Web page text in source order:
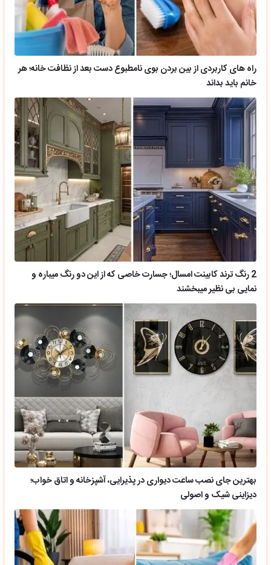
راه های کاربردی از بین بردن بوی نامطبوع دست بعد از نظافت خانه؛ هر
خانم باید بداند
2 رنگ ترند کابینت امسال؛ جسارت خاصی که از این دو رنگ میباره و
نمایی بی نظیر میبخشند
بهترین جای نصب ساعت دیواری در پذیرایی، آشپزخانه و اتاق خواب؛
دیزاینی شیک و اصولی